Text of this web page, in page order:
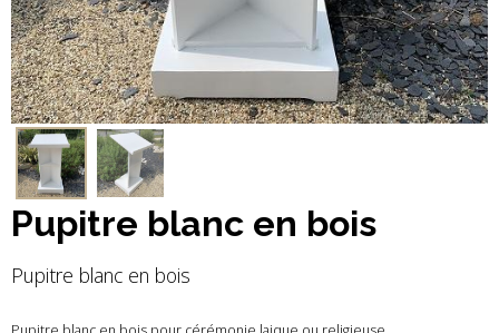
Pupitre blanc en bois
Pupitre blanc en bois